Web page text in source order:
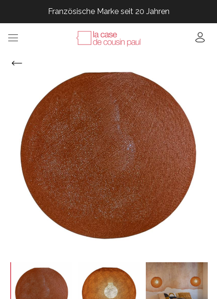
Französische Marke seit 20 Jahren
Französische Marke seit 20 Jahren
Französische Marke seit 20 Jahren